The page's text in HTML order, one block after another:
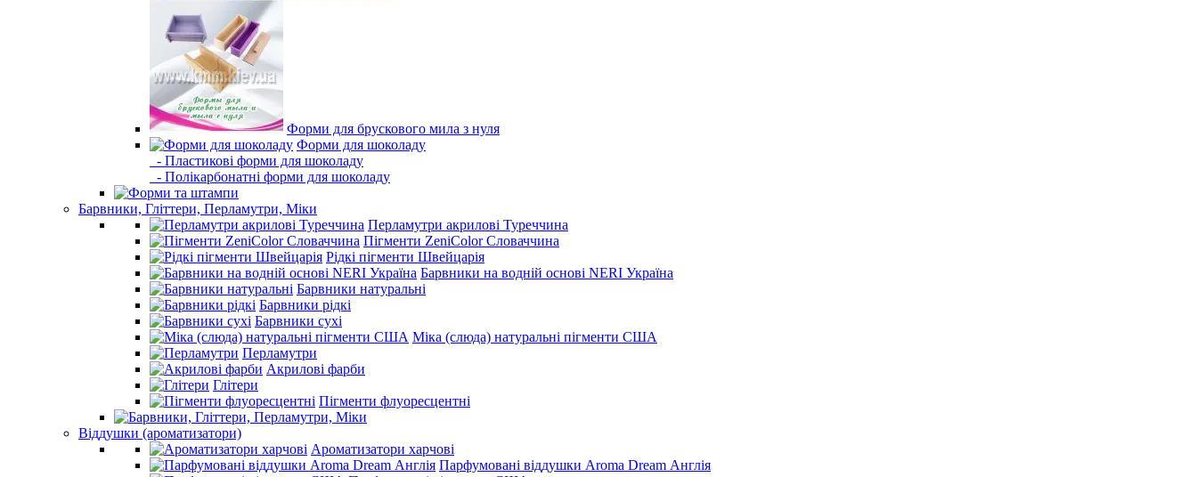
Форми для брускового мила з нуля
Форми для шоколаду
- Пластикові форми для шоколаду
- Полікарбонатні форми для шоколаду
Барвники, Гліттери, Перламутри, Міки
Перламутри акрилові Туреччина
Пігменти ZeniColor Словаччина
Рідкі пігменти Швейцарія
Барвники на водній основі NERI Україна
Барвники натуральні
Барвники рідкі
Барвники сухі
Міка (слюда) натуральні пігменти США
Перламутри
Акрилові фарби
Глітери
Пігменти флуоресцентні
Віддушки (ароматизатори)
Ароматизатори харчові
Парфумовані віддушки Aroma Dream Англія